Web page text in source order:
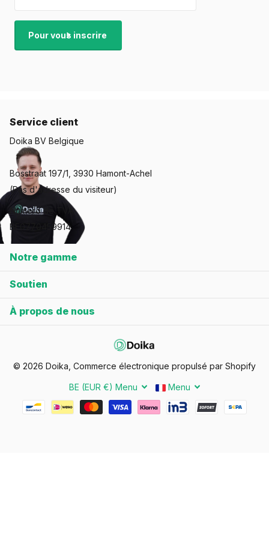
Pour vous inscrire
Notre gamme
Soutien
À propos de nous
Service client
Doika BV Belgique
Bosstraat 197/1, 3930 Hamont-Achel
(Pas d'adresse du visiteur)
Numéro de TVA:
BE0770459914
© 2026 Doika, Commerce électronique propulsé par Shopify
BE (EUR €) Menu Menu